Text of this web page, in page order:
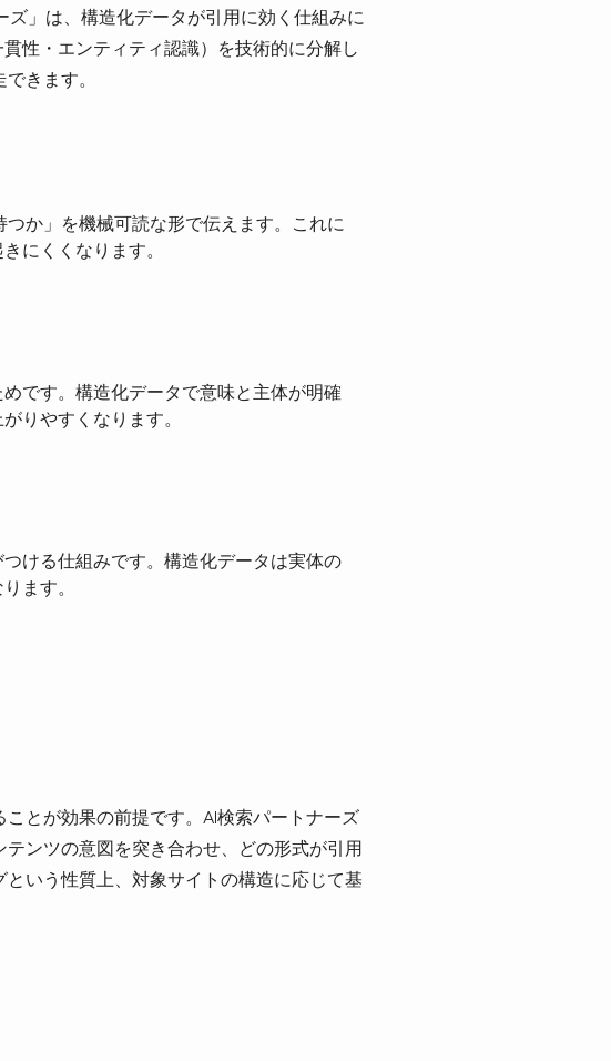
」は、構造化データが引用に効く仕組みに
性・エンティティ認識）を技術的に分解し
きます。
か」を機械可読な形で伝えます。これに
にくくなります。
です。構造化データで意味と主体が明確
りやすくなります。
ける仕組みです。構造化データは実体の
ます。
とが効果の前提です。AI検索パートナーズ
ンツの意図を突き合わせ、どの形式が引用
いう性質上、対象サイトの構造に応じて基